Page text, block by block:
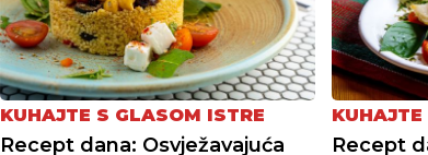
KUHAJTE S GLASOM ISTRE
Recept dana: Osvježavajuća Recept